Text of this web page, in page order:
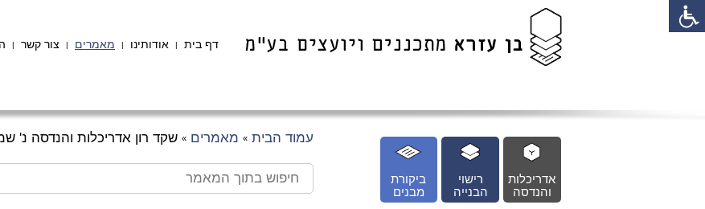
דף בית | אודותינו | מאמרים | צור קשר |
עמוד הבית » מאמרים » שקד רון אדריכלות והנדסה נ'
ביקורת
מבנים
רישוי
הבנייה
אדריכלות
והנדסה